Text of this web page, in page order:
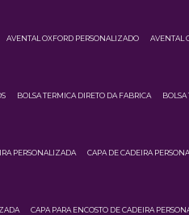
AVENTAL OXFORD PERSONALIZADO AVENTAL
BOLSA TERMICA DIRETO DA FABRICA
PERSONALIZADA CAPA DE CADEIRA
CAPA PARA ENCOSTO DE CADEIRA